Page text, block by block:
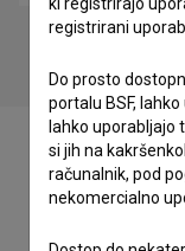
registrirani
Do prosto
portalu BSF,
lahko uporabljajo
si jih na
računalnik, pod
nekomercialno